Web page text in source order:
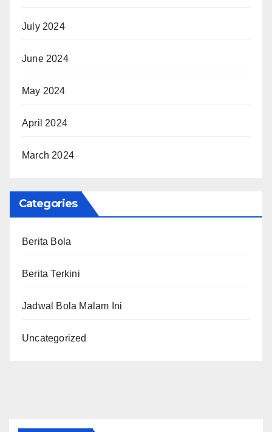
July 2024
June 2024
May 2024
April 2024
March 2024
Categories
Berita Bola
Berita Terkini
Jadwal Bola Malam Ini
Uncategorized